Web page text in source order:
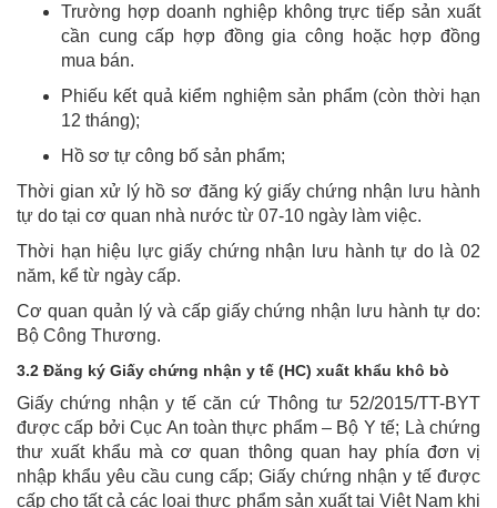
Trường hợp doanh nghiệp không trực tiếp sản xuất
cần cung cấp hợp đồng gia công hoặc hợp đồng
mua bán.
Phiếu kết quả kiểm nghiệm sản phẩm (còn thời hạn
12 tháng);
Hồ sơ tự công bố sản phẩm;
Thời gian xử lý hồ sơ đăng ký giấy chứng nhận lưu hành
tự do tại cơ quan nhà nước từ 07-10 ngày làm việc.
Thời hạn hiệu lực giấy chứng nhận lưu hành tự do là 02
năm, kể từ ngày cấp.
Cơ quan quản lý và cấp giấy chứng nhận lưu hành tự do:
Bộ Công Thương.
3.2 Đăng ký Giấy chứng nhận y tế (HC) xuất khẩu khô bò
Giấy chứng nhận y tế căn cứ Thông tư 52/2015/TT-BYT
được cấp bởi Cục An toàn thực phẩm – Bộ Y tế; Là chứng
thư xuất khẩu mà cơ quan thông quan hay phía đơn vị
nhập khẩu yêu cầu cung cấp; Giấy chứng nhận y tế được
cấp cho tất cả các loại thực phẩm sản xuất tại Việt Nam khi